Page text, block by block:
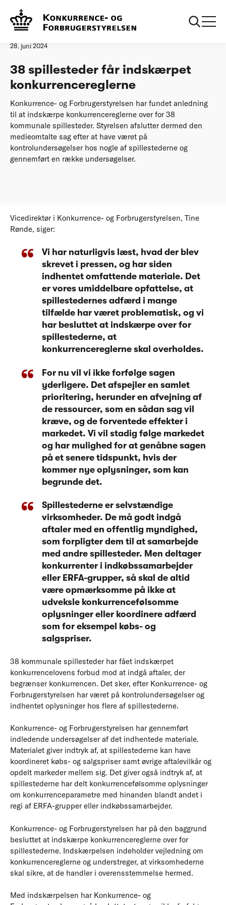
Forside
28. juni 2024
38 spillesteder får indskærpet
konkurrencereglerne
Konkurrence- og Forbrugerstyrelsen har fundet anledning
til at indskærpe konkurrencereglerne over for 38
kommunale spillesteder. Styrelsen afslutter dermed den
medieomtalte sag efter at have været på
kontrolundersøgelser hos nogle af spillestederne og
gennemført en række undersøgelser.
Vicedirektør i Konkurrence- og Forbrugerstyrelsen, Tine
Rønde, siger:
Vi har naturligvis læst, hvad der blev
skrevet i pressen, og har siden
indhentet omfattende materiale. Det
er vores umiddelbare opfattelse, at
spillestedernes adfærd i mange
tilfælde har været problematisk, og vi
har besluttet at indskærpe over for
spillestederne, at
konkurrencereglerne skal overholdes.
For nu vil vi ikke forfølge sagen
yderligere. Det afspejler en samlet
prioritering, herunder en afvejning af
de ressourcer, som en sådan sag vil
kræve, og de forventede effekter i
markedet. Vi vil stadig følge markedet
og har mulighed for at genåbne sagen
på et senere tidspunkt, hvis der
kommer nye oplysninger, som kan
begrunde det.
Spillestederne er selvstændige
virksomheder. De må godt indgå
aftaler med en offentlig myndighed,
som forpligter dem til at samarbejde
med andre spillesteder. Men deltager
konkurrenter i indkøbssamarbejder
eller ERFA-grupper, så skal de altid
være opmærksomme på ikke at
udveksle konkurrencefølsomme
oplysninger eller koordinere adfærd
som for eksempel købs- og
salgspriser.
38 kommunale spillesteder har fået indskærpet
konkurrencelovens forbud mod at indgå aftaler, der
begrænser konkurrencen. Det sker, efter Konkurrence- og
Forbrugerstyrelsen har været på kontrolundersøgelser og
indhentet oplysninger hos flere af spillestederne.
Konkurrence- og Forbrugerstyrelsen har gennemført
indledende undersøgelser af det indhentede materiale.
Materialet giver indtryk af, at spillestederne kan have
koordineret købs- og salgspriser samt øvrige aftalevilkår og
opdelt markeder mellem sig. Det giver også indtryk af, at
spillestederne har delt konkurrencefølsomme oplysninger
om konkurrenceparametre med hinanden blandt andet i
regi af ERFA-grupper eller indkøbssamarbejder.
Konkurrence- og Forbrugerstyrelsen har på den baggrund
besluttet at indskærpe konkurrencereglerne over for
spillestederne. Indskærpelsen indeholder vejledning om
konkurrencereglerne og understreger, at virksomhederne
skal sikre, at de handler i overensstemmelse hermed.
Med indskærpelsen har Konkurrence- og